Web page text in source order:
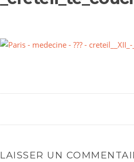
LAISSER UN